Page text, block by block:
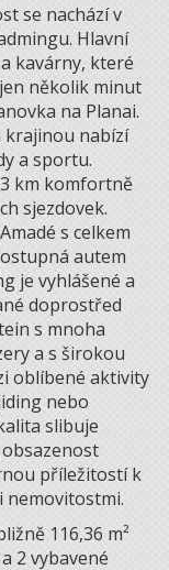
se nachází v
Hlavní
kavárny, které
několik minut
na Planai.
nabízí
a sportu.
km komfortně
sjezdovek.
s celkem
autem
je vyhlášené a
doprostřed
s mnoha
a s širokou
oblíbené aktivity
nebo
slibuje
příležitostí k
nemovitostmi.
116,36 m²
2 vybavené